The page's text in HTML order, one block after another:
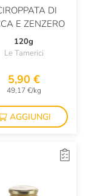
DI
E ZENZERO
120g
Le Tamerici
5,90 €
49,17 €/kg
AGGIUNGI